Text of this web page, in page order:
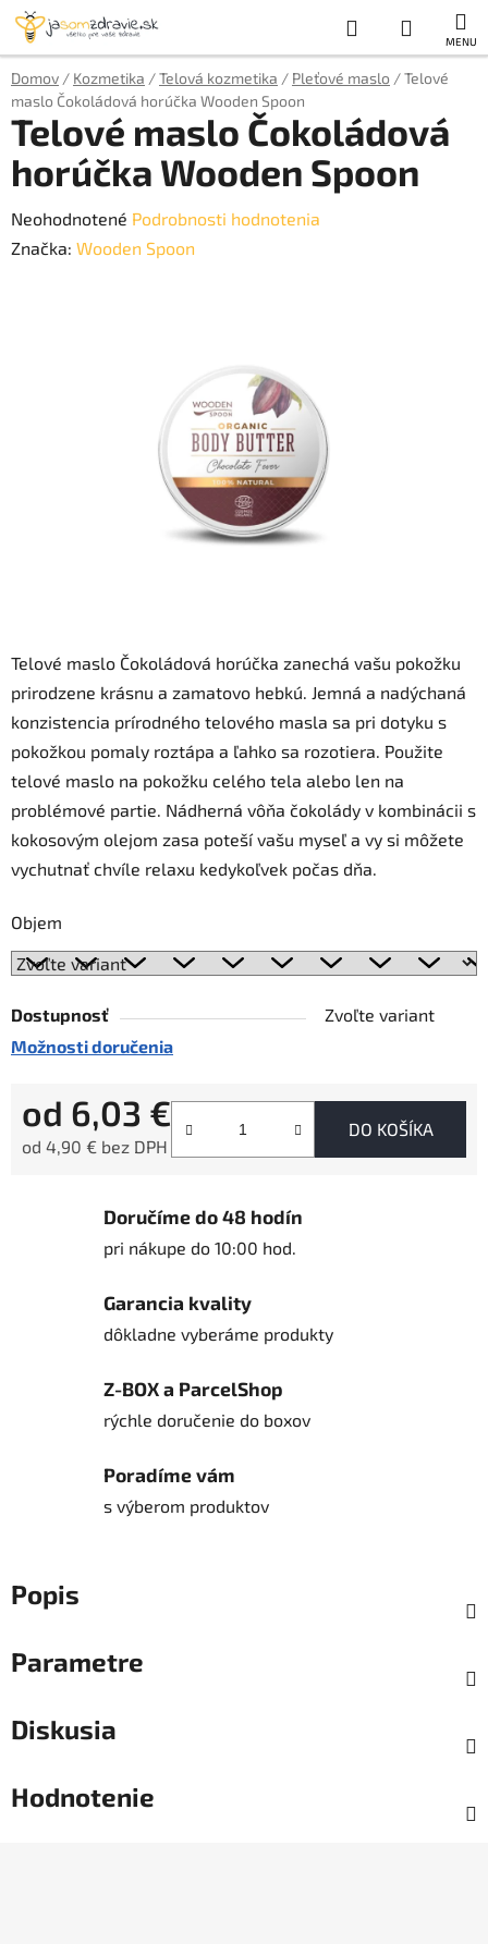
Prejsť
obsah
Hľadať
KOŠÍK
Domov / Kozmetika /Telová kozmetika / Pleťové maslo /Telové
maslo Čokoládová horúčka Wooden Spoon
Telové maslo Čokoládová horúčka zanechá vašu pokožku
prirodzene krásnu a zamatovo hebkú. Jemná a nadýchaná
konzistencia prírodného telového masla sa pri dotyku s
pokožkou pomaly roztápa a ľahko sa rozotiera. Použite
telové maslo na pokožku celého tela alebo len na
problémové partie. Nádherná vôňa čokolády v kombinácii s
kokosovým olejom zasa poteší vašu myseľ a vy si môžete
vychutnať chvíle relaxu kedykoľvek počas dňa.
Objem
Dostupnosť
Zvoľte variant
Možnosti doručenia
od 6,03 €
od 4,90 € bez DPH
DO KOŠÍKA
Telové maslo Čokoládová
horúčka Wooden Spoon
Priemerné
hodnotenie
Neohodnotené Podrobnosti hodnotenia
Značka: Wooden Spoon
Doručíme do 48 hodín
pri nákupe do 10:00 hod.
Garancia kvality
dôkladne vyberáme produkty
Z-BOX a ParcelShop
rýchle doručenie do boxov
Poradíme vám
s výberom produktov
Popis
Parametre
Diskusia
Hodnotenie